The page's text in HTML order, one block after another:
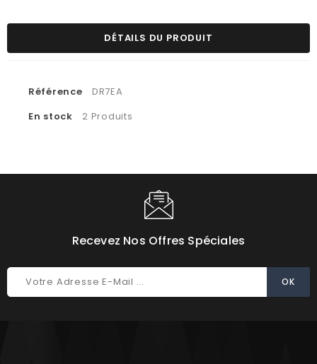
DÉTAILS DU PRODUIT
Référence
DR7EA
En stock
2 Produits
Recevez Nos Offres Spéciales